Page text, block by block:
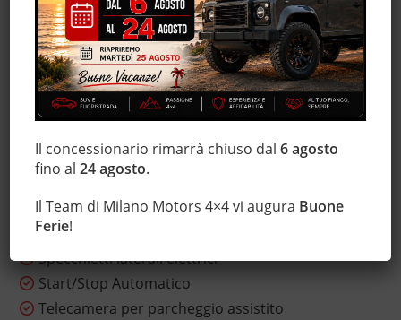
Immobilizzatore elettronico
Interni in pelle
Luci diurne LED
MP3
Sensore di luce
Sensori di parcheggio posteriori
Servosterzo
Sistema di navigazione
Sound system
Specchietti laterali elettrici
Start/Stop Automatico
Telecamera per parcheggio assistito
Il concessionario rimarrà chiuso dal6 agosto
fino al24 agosto.
Il Team di Milano Motors 4×4 vi augura Buone
Ferie!